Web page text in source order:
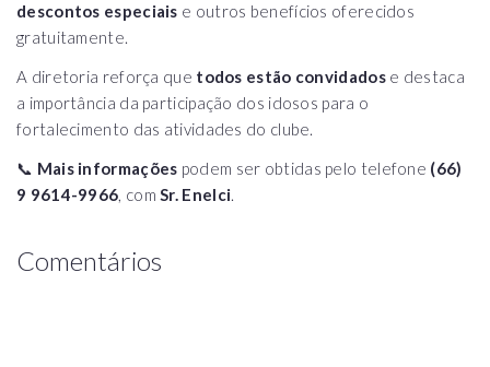
descontos especiais e outros benefícios oferecidos
gratuitamente.
A diretoria reforça que todos estão convidadose destaca
a importância da participação dos idosos para o
fortalecimento das atividades do clube.
📞 Mais informações podem ser obtidas pelo telefone (66)
9 9614-9966, comSr. Enelci.
Comentários